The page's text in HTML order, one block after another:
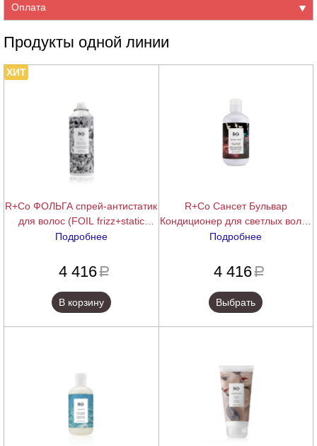
Оплата
Продукты одной линии
ХИТ
R+Co ФОЛЬГА спрей-антистатик
для волос (FOIL frizz+static
Control Spray), 193 мл
Подробнее
4 416a
В корзину
R+Co Сансет Бульвар
Кондиционер для светлых волос
Sunset Blvd Blonde Conditioner,
Подробнее
4 416a
Выбрать